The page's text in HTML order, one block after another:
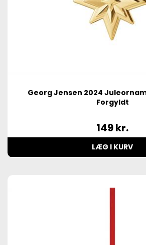
Georg Jensen 2024
Forgyldt
149kr.
LÆG I KURV